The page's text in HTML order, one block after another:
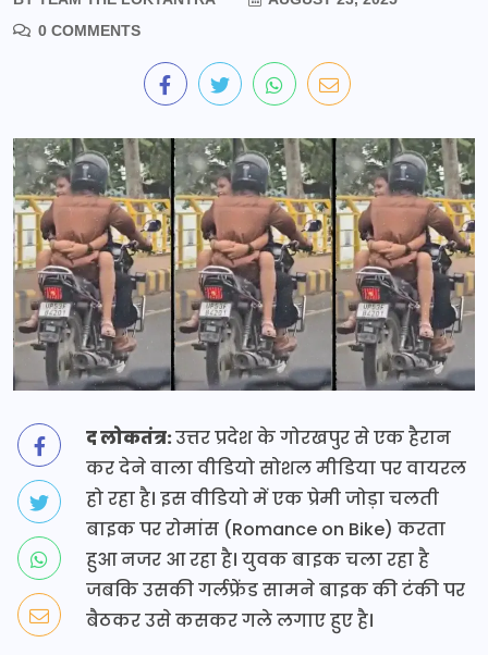
0 COMMENTS
द लोकतंत्र:उत्तर प्रदेश के गोरखपुर से एक हैरान
कर देने वाला वीडियो सोशल मीडिया पर वायरल
हो रहा है। इस वीडियो में एक प्रेमी जोड़ा चलती
बाइक पर रोमांस (Romance on Bike) करता
हुआ नजर आ रहा है। युवक बाइक चला रहा है
जबकि उसकी गर्लफ्रेंड सामने बाइक की टंकी पर
बैठकर उसे कसकर गले लगाए हुए है।